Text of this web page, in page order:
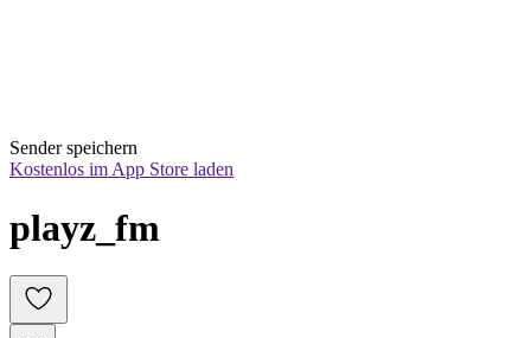
Sender speichern
Kostenlos im App Store laden
playz_fm